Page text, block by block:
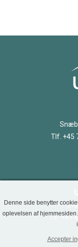
Tlf. +45
Tlf. +47
Denne side benytter
oplevelsen af
Accepter